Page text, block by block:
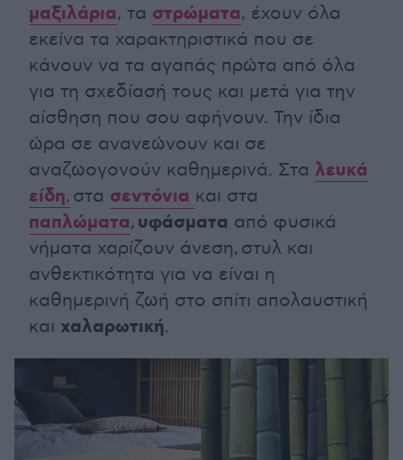
μαξιλάρια, τα στρώματα, έχουν όλα
εκείνα τα χαρακτηριστικά που σε
κάνουν να τα αγαπάς πρώτα από όλα
για τη σχεδίασή τους και μετά για την
αίσθηση που σου αφήνουν. Την ίδια
ώρα σε ανανεώνουν και σε
αναζωογονούν καθημερινά. Στα λευκά
είδη, στα σεντόνια και στα
παπλώματα, υφάσματα από φυσικά
νήματα χαρίζουν άνεση, στυλ και
ανθεκτικότητα για να είναι η
καθημερινή ζωή στο σπίτι απολαυστική
και χαλαρωτική.